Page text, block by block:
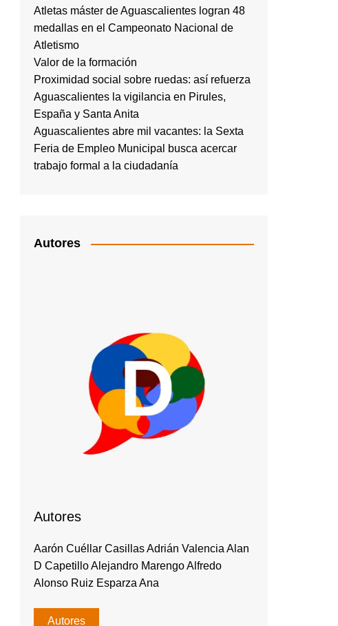
Atletas máster de Aguascalientes logran 48
medallas en el Campeonato Nacional de
Atletismo
Valor de la formación
Proximidad social sobre ruedas: así refuerza
Aguascalientes la vigilancia en Pirules,
España y Santa Anita
Aguascalientes abre mil vacantes: la Sexta
Feria de Empleo Municipal busca acercar
trabajo formal a la ciudadanía
Autores
Autores
Aarón Cuéllar Casillas Adrián Valencia Alan
D Capetillo Alejandro Marengo Alfredo
Alonso Ruiz Esparza Ana
Autores